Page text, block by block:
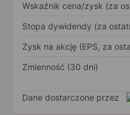
Wskaźnik cena/zysk (za
Stopa dywidendy (za
Zysk na akcję (EPS, za
Zmienność (30 dni)
Dane dostarczone przez